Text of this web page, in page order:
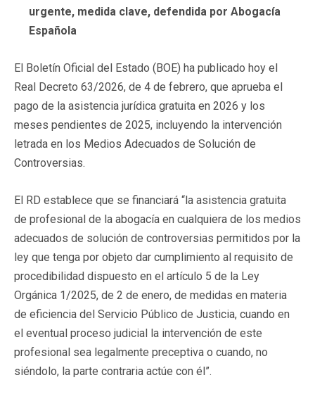
urgente, medida clave, defendida por Abogacía
Española
El Boletín Oficial del Estado (BOE) ha publicado hoy el
Real Decreto 63/2026, de 4 de febrero, que aprueba el
pago de la asistencia jurídica gratuita en 2026 y los
meses pendientes de 2025, incluyendo la intervención
letrada en los Medios Adecuados de Solución de
Controversias.
El RD establece que se financiará “la asistencia gratuita
de profesional de la abogacía en cualquiera de los medios
adecuados de solución de controversias permitidos por la
ley que tenga por objeto dar cumplimiento al requisito de
procedibilidad dispuesto en el artículo 5 de la Ley
Orgánica 1/2025, de 2 de enero, de medidas en materia
de eficiencia del Servicio Público de Justicia, cuando en
el eventual proceso judicial la intervención de este
profesional sea legalmente preceptiva o cuando, no
siéndolo, la parte contraria actúe con él”.